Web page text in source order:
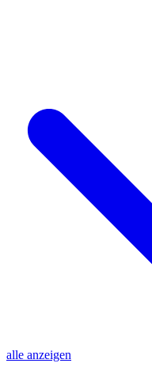
alle anzeigen